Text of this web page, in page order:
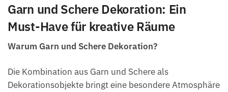
Garn und Schere Dekoration: Ein
Must-Have für kreative Räume
Warum Garn und Schere Dekoration?
Die Kombination aus Garn und Schere als
Dekorationsobjekte bringt eine besondere Atmosphäre